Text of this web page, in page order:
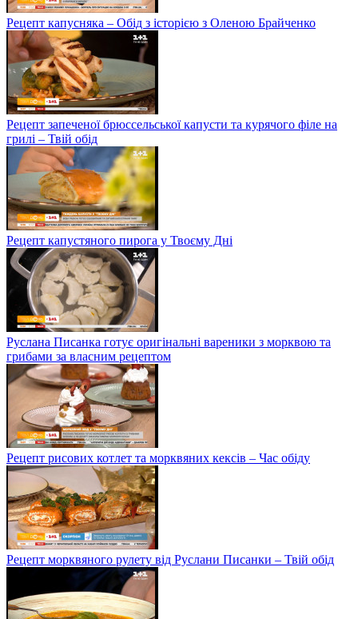
Рецепт капусняка – Обід з історією з Оленою Брайченко
Рецепт запеченої брюссельської капусти та курячого філе на
грилі – Твій обід
Рецепт капустяного пирога у Твоєму Дні
Руслана Писанка готує оригінальні вареники з морквою та
грибами за власним рецептом
Рецепт рисових котлет та морквяних кексів – Час обіду
Рецепт морквяного рулету від Руслани Писанки – Твій обід